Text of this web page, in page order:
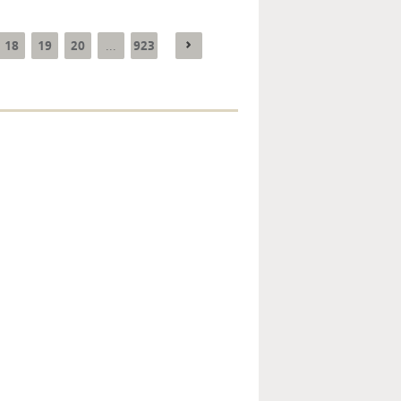
18 19 20 923